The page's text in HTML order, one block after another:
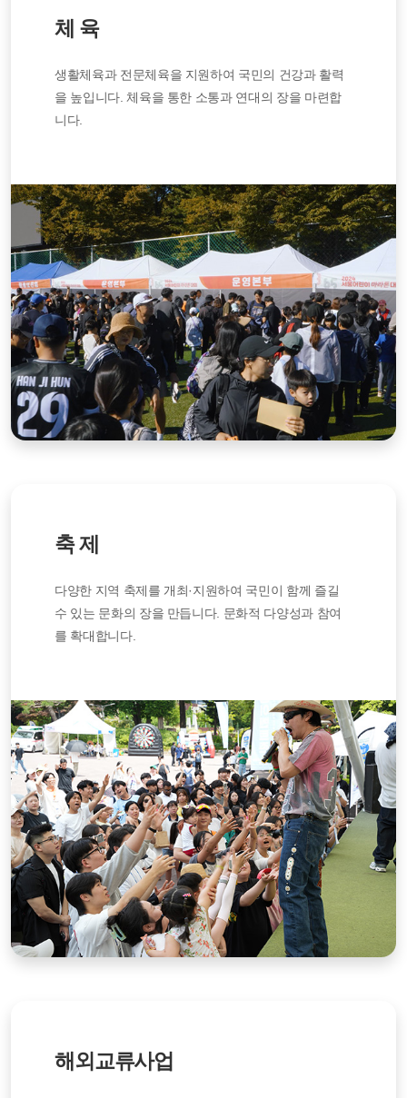
체 육
생활체육과 전문체육을 지원하여 국민의 건강과 활력
을 높입니다. 체육을 통한 소통과 연대의 장을 마련합
니다.
축 제
다양한 지역 축제를 개최·지원하여 국민이 함께 즐길
수 있는 문화의 장을 만듭니다. 문화적 다양성과 참여
를 확대합니다.
해외교류사업